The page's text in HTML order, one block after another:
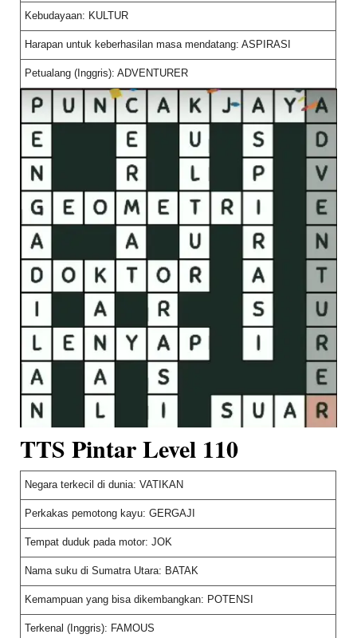
Kebudayaan: KULTUR
Harapan untuk keberhasilan masa mendatang: ASPIRASI
Petualang (Inggris): ADVENTURER
TTS Pintar Level 110
Negara terkecil di dunia: VATIKAN
Perkakas pemotong kayu: GERGAJI
Tempat duduk pada motor: JOK
Nama suku di Sumatra Utara: BATAK
Kemampuan yang bisa dikembangkan: POTENSI
Terkenal (Inggris): FAMOUS